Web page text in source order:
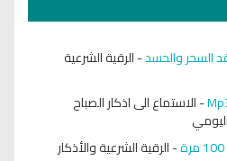
السحر والحسد-الرقية الشرعية
-الاستماع الى اذكار الصباح
-الرقية الشرعية والأذكار